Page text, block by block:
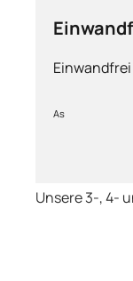
Einwandfrei
As
Unsere 3-, 4-